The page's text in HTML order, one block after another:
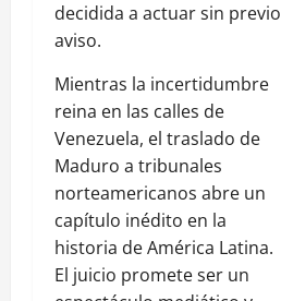
decidida a actuar sin previo
aviso.
Mientras la incertidumbre
reina en las calles de
Venezuela, el traslado de
Maduro a tribunales
norteamericanos abre un
capítulo inédito en la
historia de América Latina.
El juicio promete ser un